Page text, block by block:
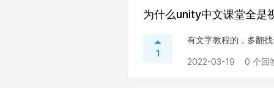
为什么unity中文课堂全是
1
有文字教程的，多翻
2022-03-19 0 个回